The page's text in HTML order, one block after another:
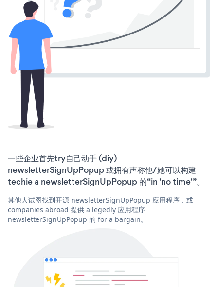
一些企业首先try自己动手 (diy)
newsletterSignUpPopup 或拥有声称他/她可以构建
techie a newsletterSignUpPopup 的“in 'no time'”。
其他人试图找到开源 newsletterSignUpPopup 应用程序，或
companies abroad 提供 allegedly 应用程序
newsletterSignUpPopup 的 for a bargain。